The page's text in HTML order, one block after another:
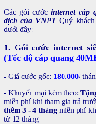
Các gói cước internet cáp
dịch của VNPTQuý khách
dưới đây:
1. Gói cước internet
(Tốc độ cáp quang
- Giá cước gốc: 180.000/
- Khuyến mại kèm theo:
miễn phí khi tham gia trả
thêm 3 - 4 tháng miễn phí
từ 12 tháng